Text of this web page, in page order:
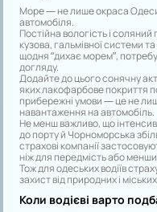
Море — не лише окраса
автомобіля.
Постійна вологість і
кузова, гальмівної системи
щодня “дихає морем”,
догляду.
Додайте до цього сонячну
яких лакофарбове покриття
прибережні умови — це не
навантаження на автомобіль.
Не менш важливо, що
до порту й Чорноморська
страхові компанії
ніж для передмість або
Тож для одеських водіїв
захист від природних і
Коли водієві варто